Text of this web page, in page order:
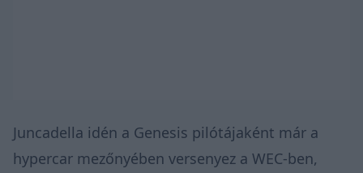
Juncadella idén a Genesis pilótájaként már a
hypercar mezőnyében versenyez a WEC-ben,